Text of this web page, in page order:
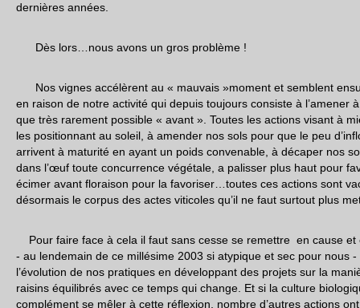
dernières années.
Dès lors…nous avons un gros problème !
Nos vignes accélèrent au « mauvais »moment et semblent
en raison de notre activité qui depuis toujours consiste à l’amener
que très rarement possible « avant ». Toutes les actions visant à
les positionnant au soleil, à amender nos sols pour que le peu
arrivent à maturité en ayant un poids convenable, à décaper nos
dans l’œuf toute concurrence végétale, a palisser plus haut pour
écimer avant floraison pour la favoriser…toutes ces actions sont
désormais le corpus des actes viticoles qu’il ne faut surtout plus
Pour faire face à cela il faut sans cesse se remettre en cause et
- au lendemain de ce millésime 2003 si atypique et sec pour nous
l’évolution de nos pratiques en développant des projets sur la
raisins équilibrés avec ce temps qui change. Et si la culture
complément se mêler à cette réflexion, nombre d’autres actions